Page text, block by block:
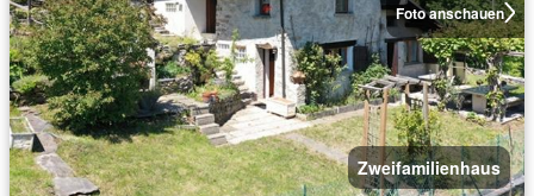
Foto anschauen
Zweifamilienhaus